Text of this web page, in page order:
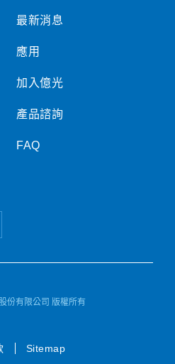
最新消息
應用
加入億光
產品諮詢
FAQ
份有限公司 版權所有
Sitemap